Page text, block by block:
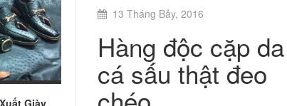
Giày
13 Tháng Bảy, 2016
Hàng độc cặp da
cá sấu thật đeo